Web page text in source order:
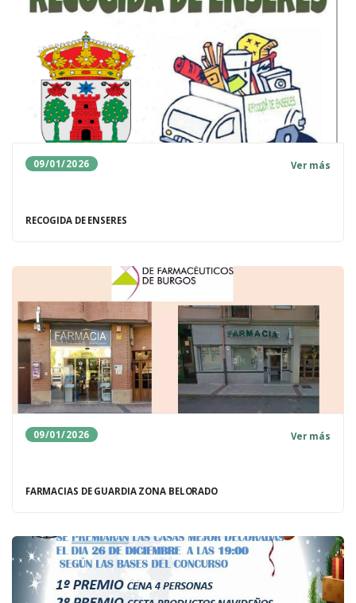
09/01/2026 Ver más
RECOGIDA DE ENSERES
09/01/2026 Ver más
FARMACIAS DE GUARDIA ZONA BELORADO